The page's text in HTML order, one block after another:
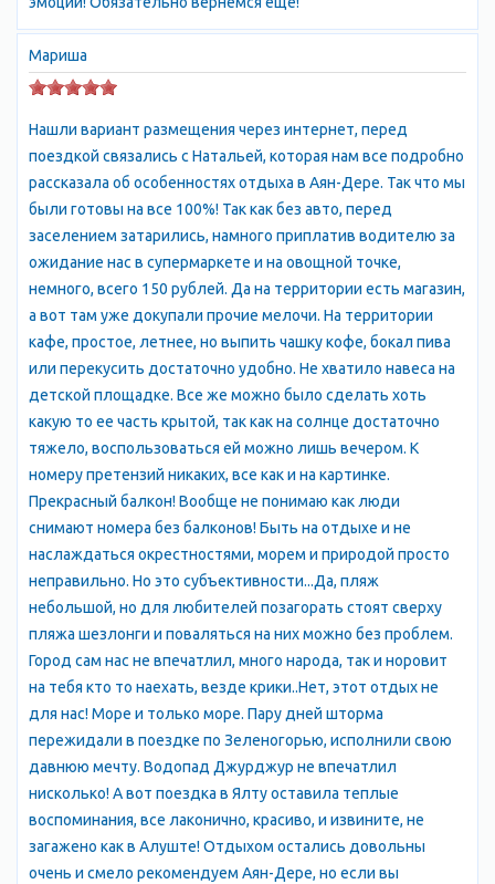
удаленность от Алушты позволит Вам полноценно
отдохнуть и не чувствовать себя оторванными от мира.
ИНФРАСТРУКТУРА
охраняется. До бесплатного галечного пляжа – от 5 до 75
метров в зависимости от эллинга. Собственная набережная с
лавочками, клумбами и фонтанами, детской площадкой,
продовольственный магазин, фруктово-овощной ларек,
газетный киоск и киоск по продаже принадлежностей для
купания и загарания. Бесплатная стоянка автомобиля рядом с
эллингом. Предоставляется услуга трансфера. Медсестра.
Эллинги Дельфин подключены к Интернету. БесплатныйWi-
Fi.
Терраса для загорания - это большая ровная площадка над
морем площадью 600 кв. метров, которая примыкает
непосредственно к пляжу и набережной Эллингов Дельфин.
На ней удобно отдыхать на шезлонгах, надувных матрасах,
удобно устанавливать надувные бассейны и зонты. С террасы
по лестницам можно спуститься в море. Перед террасой
находится двухуровневый крытый солярий, каждый этаж
которого составляет 200 м.кв. Со второго этажа солярия
перед Вами откроется великолепный панорамный вид, здесь
можно любоваться рассветами и закатами. Летом 2016 года
второй ярус накрыт тентом.
Купаться будете в чистом море - канализация Эллингов
подключена к канализационной сети г. Алушты.
Мариша
Нашли вариант размещения через интернет, перед
поездкой связались с Натальей, которая нам все подробно
рассказала об особенностях отдыха в Аян-Дере. Так что мы
были готовы на все 100%! Так как без авто, перед
заселением затарились, намного приплатив водителю за
ожидание нас в супермаркете и на овощной точке,
немного, всего 150 рублей. Да на территории есть магазин,
а вот там уже докупали прочие мелочи. На территории
кафе, простое, летнее, но выпить чашку кофе, бокал пива
или перекусить достаточно удобно. Не хватило навеса на
детской площадке. Все же можно было сделать хоть
какую то ее часть крытой, так как на солнце достаточно
тяжело, воспользоваться ей можно лишь вечером. К
номеру претензий никаких, все как и на картинке.
Прекрасный балкон! Вообще не понимаю как люди
снимают номера без балконов! Быть на отдыхе и не
наслаждаться окрестностями, морем и природой просто
неправильно. Но это субъективности...Да, пляж
небольшой, но для любителей позагорать стоят сверху
пляжа шезлонги и поваляться на них можно без проблем.
Город сам нас не впечатлил, много народа, так и норовит
на тебя кто то наехать, везде крики..Нет, этот отдых не
для нас! Море и только море. Пару дней шторма
пережидали в поездке по Зеленогорью, исполнили свою
давнюю мечту. Водопад Джурджур не впечатлил
нисколько! А вот поездка в Ялту оставила теплые
воспоминания, все лаконично, красиво, и извините, не
загажено как в Алуште! Отдыхом остались довольны
очень и смело рекомендуем Аян-Дере, но если вы